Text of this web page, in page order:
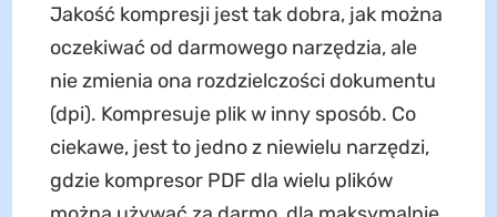
Jakość kompresji jest tak dobra, jak można
oczekiwać od darmowego narzędzia, ale
nie zmienia ona rozdzielczości dokumentu
(dpi). Kompresuje plik w inny sposób. Co
ciekawe, jest to jedno z niewielu narzędzi,
gdzie kompresor PDF dla wielu plików